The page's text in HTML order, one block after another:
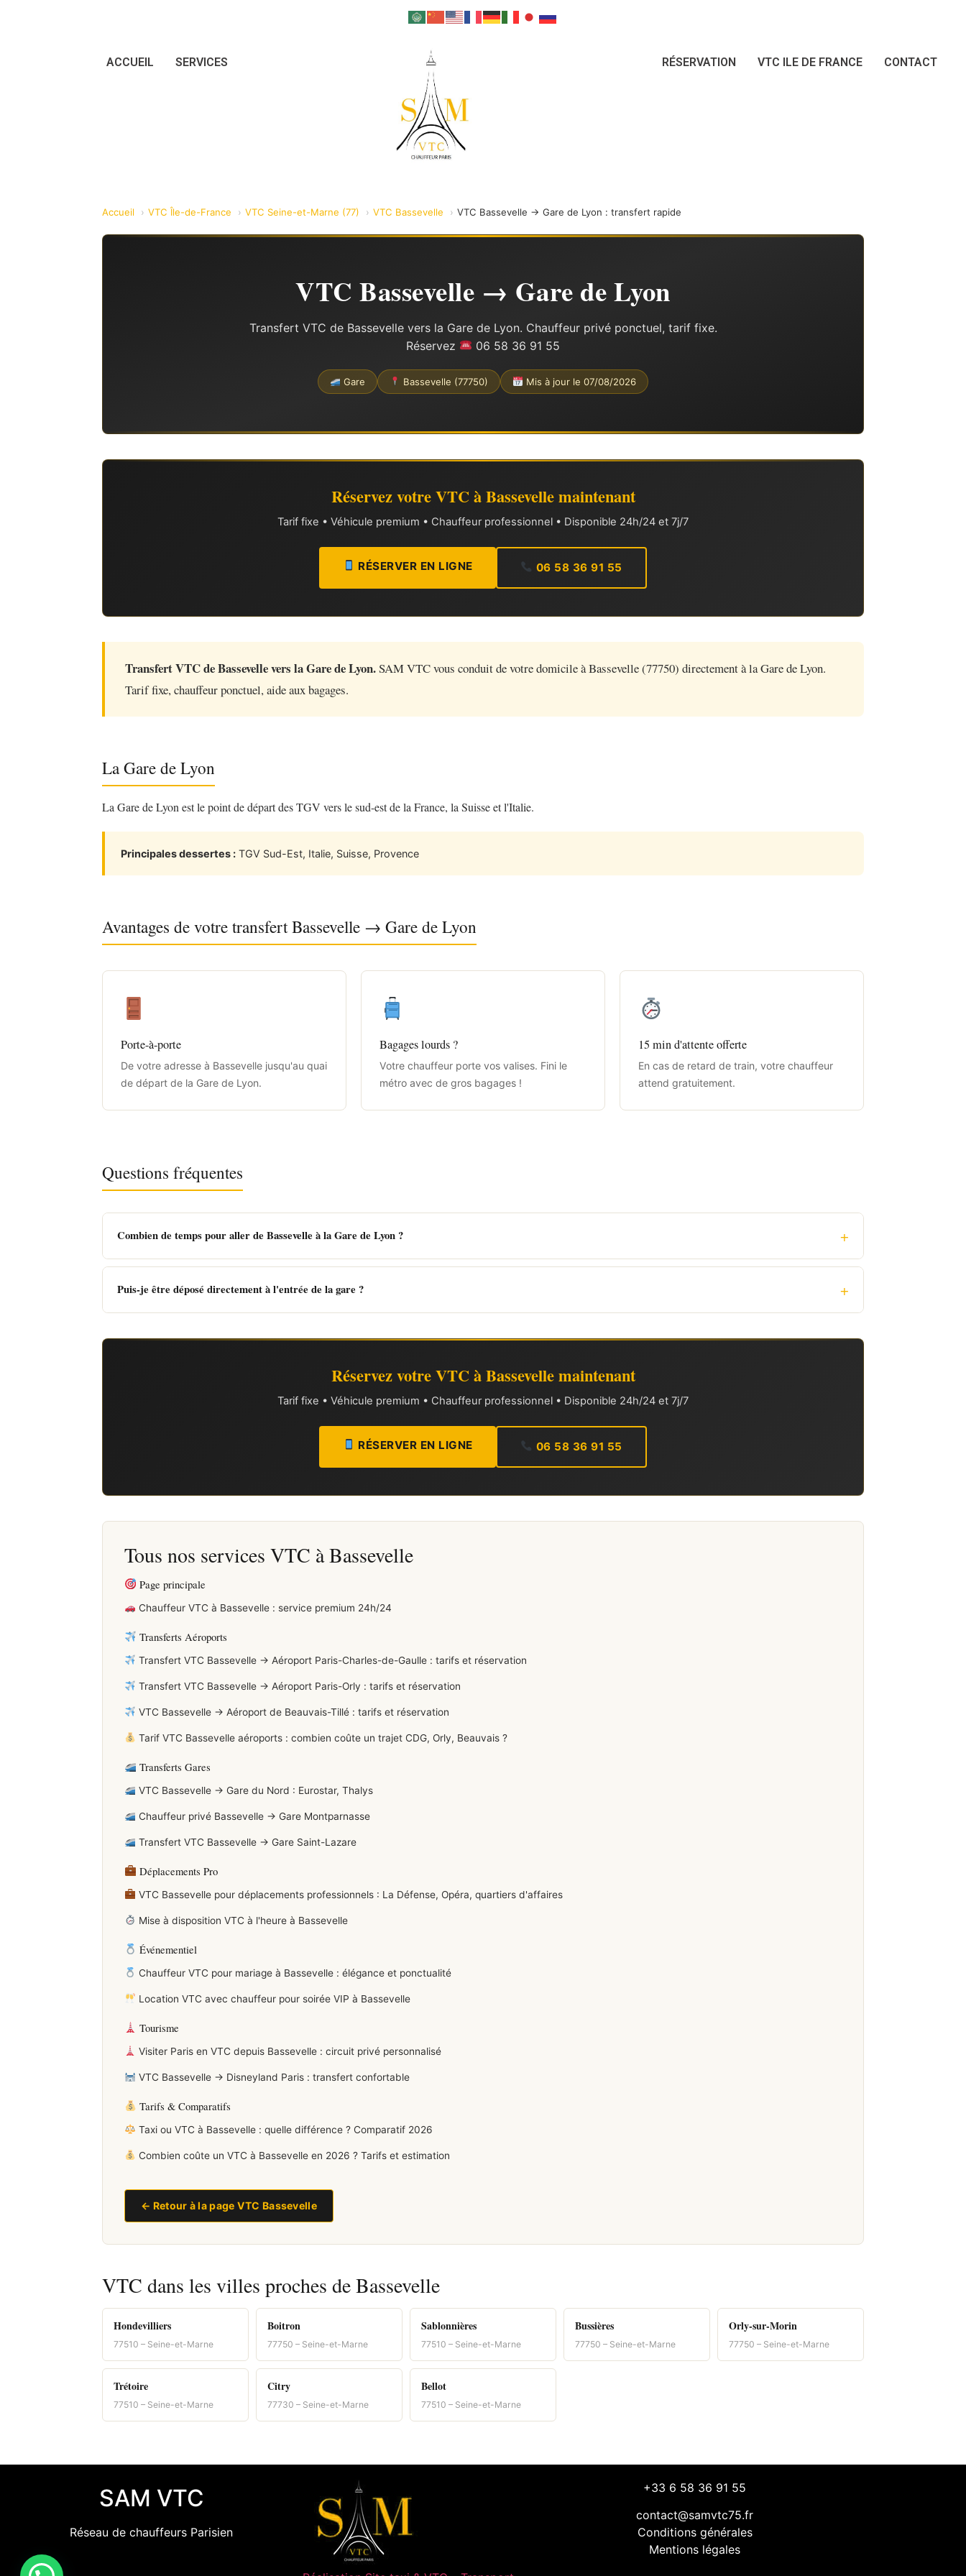
ACCUEIL SERVICES RÉSERVATION VTC ILE DE FRANCE CONTACT
Accueil VTC Île-de-France VTC Seine-et-Marne (77) VTC Bassevelle VTC Bassevelle → Gare de Lyon : transfert rapide
VTC Bassevelle → Gare de Lyon
Transfert VTC de Bassevelle vers la Gare de Lyon. Chauffeur privé ponctuel, tarif fixe.
Réservez
06 58 36 91 55
Gare Bassevelle (77750) Mis à jour le 07/08/2026
Réservez votre VTC à Bassevelle maintenant
Tarif fixe • Véhicule premium • Chauffeur professionnel • Disponible 24h/24 et 7j/7
RÉSERVER EN LIGNE 06 58 36 91 55
Transfert VTC de Bassevelle vers la Gare de Lyon.SAM VTC vous conduit de votre domicile à Bassevelle (77750) directement à la Gare de Lyon.
Tarif fixe, chauffeur ponctuel, aide aux bagages.
La Gare de Lyon
La Gare de Lyon est le point de départ des TGV vers le sud-est de la France, la Suisse et l'Italie.
Principales dessertes : TGV Sud-Est, Italie, Suisse, Provence
Avantages de votre transfert Bassevelle → Gare de Lyon
Porte-à-porte
De votre adresse à Bassevelle jusqu'au quai
de départ de la Gare de Lyon.
Bagages lourds ?
Votre chauffeur porte vos valises. Fini le
métro avec de gros bagages !
15 min d'attente offerte
En cas de retard de train, votre chauffeur
attend gratuitement.
Questions fréquentes
Combien de temps pour aller de Bassevelle à la Gare de Lyon ? +
Puis-je être déposé directement à l'entrée de la gare ? +
Réservez votre VTC à Bassevelle maintenant
Tarif fixe • Véhicule premium • Chauffeur professionnel • Disponible 24h/24 et 7j/7
RÉSERVER EN LIGNE 06 58 36 91 55
Tous nos services VTC à Bassevelle
Page principale
Chauffeur VTC à Bassevelle : service premium 24h/24
Transferts Aéroports
Transfert VTC Bassevelle → Aéroport Paris-Charles-de-Gaulle : tarifs et réservation
Transfert VTC Bassevelle → Aéroport Paris-Orly : tarifs et réservation
VTC Bassevelle → Aéroport de Beauvais-Tillé : tarifs et réservation
Tarif VTC Bassevelle aéroports : combien coûte un trajet CDG, Orly, Beauvais ?
Transferts Gares
VTC Bassevelle → Gare du Nord : Eurostar, Thalys
Chauffeur privé Bassevelle → Gare Montparnasse
Transfert VTC Bassevelle → Gare Saint-Lazare
Déplacements Pro
VTC Bassevelle pour déplacements professionnels : La Défense, Opéra, quartiers d'affaires
Mise à disposition VTC à l'heure à Bassevelle
Événementiel
Chauffeur VTC pour mariage à Bassevelle : élégance et ponctualité
Location VTC avec chauffeur pour soirée VIP à Bassevelle
Tourisme
Visiter Paris en VTC depuis Bassevelle : circuit privé personnalisé
VTC Bassevelle → Disneyland Paris : transfert confortable
Tarifs & Comparatifs
Taxi ou VTC à Bassevelle : quelle différence ? Comparatif 2026
Combien coûte un VTC à Bassevelle en 2026 ? Tarifs et estimation
← Retour à la page VTC Bassevelle
VTC dans les villes proches de Bassevelle
Hondevilliers
77510 – Seine-et-Marne
Boitron
77750 – Seine-et-Marne
Sablonnières
77510 – Seine-et-Marne
Bussières
77750 – Seine-et-Marne
Orly-sur-Morin
77750 – Seine-et-Marne
Trétoire
77510 – Seine-et-Marne
Citry
77730 – Seine-et-Marne
Bellot
77510 – Seine-et-Marne
SAM VTC
Réseau de chauffeurs Parisien
+33 6 58 36 91 55
contact@samvtc75.fr
Conditions générales
Mentions légales